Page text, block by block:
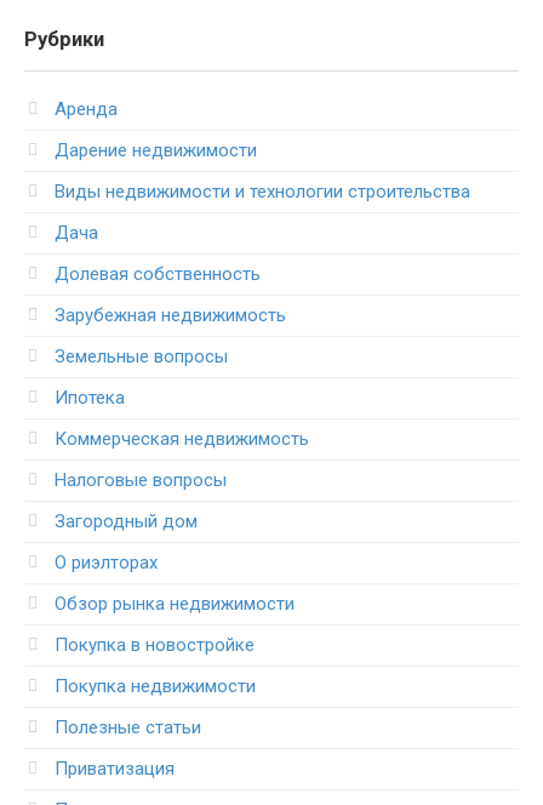
Рубрики
Аренда
Дарение недвижимости
Виды недвижимости и технологии строительства
Дача
Долевая собственность
Зарубежная недвижимость
Земельные вопросы
Ипотека
Коммерческая недвижимость
Налоговые вопросы
Загородный дом
О риэлторах
Обзор рынка недвижимости
Покупка в новостройке
Покупка недвижимости
Полезные статьи
Приватизация